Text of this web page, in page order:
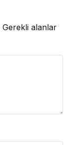
Gerekli alanlar